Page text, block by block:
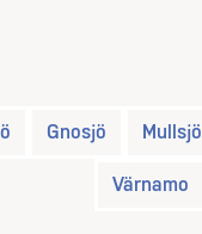
Gnosjö Mullsjö
Värnamo